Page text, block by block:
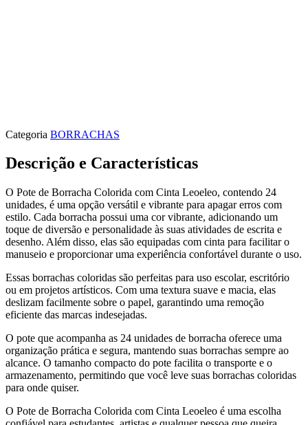
Categoria BORRACHAS
Descrição e Características
O Pote de Borracha Colorida com Cinta Leoeleo, contendo 24
unidades, é uma opção versátil e vibrante para apagar erros com
estilo. Cada borracha possui uma cor vibrante, adicionando um
toque de diversão e personalidade às suas atividades de escrita e
desenho. Além disso, elas são equipadas com cinta para facilitar o
manuseio e proporcionar uma experiência confortável durante o uso.
Essas borrachas coloridas são perfeitas para uso escolar, escritório
ou em projetos artísticos. Com uma textura suave e macia, elas
deslizam facilmente sobre o papel, garantindo uma remoção
eficiente das marcas indesejadas.
O pote que acompanha as 24 unidades de borracha oferece uma
organização prática e segura, mantendo suas borrachas sempre ao
alcance. O tamanho compacto do pote facilita o transporte e o
armazenamento, permitindo que você leve suas borrachas coloridas
para onde quiser.
O Pote de Borracha Colorida com Cinta Leoeleo é uma escolha